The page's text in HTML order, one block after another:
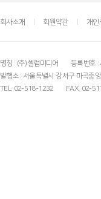
회사소개 회원약관 개인
명칭 : (주)셀럽미디어 등록번호
발행소 : 서울특별시 강서구 마곡중
TEL. 02-518-1232
FAX. 02-